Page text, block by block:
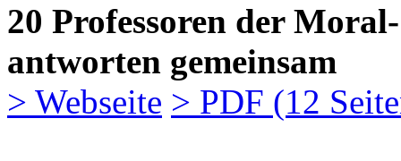
20 Professoren der
antworten gemeinsam
> Webseite > PDF (12